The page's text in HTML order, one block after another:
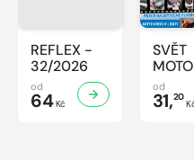
REFLEX -
32/2026
od
64Kč
SVĚT
32/
od
31,20